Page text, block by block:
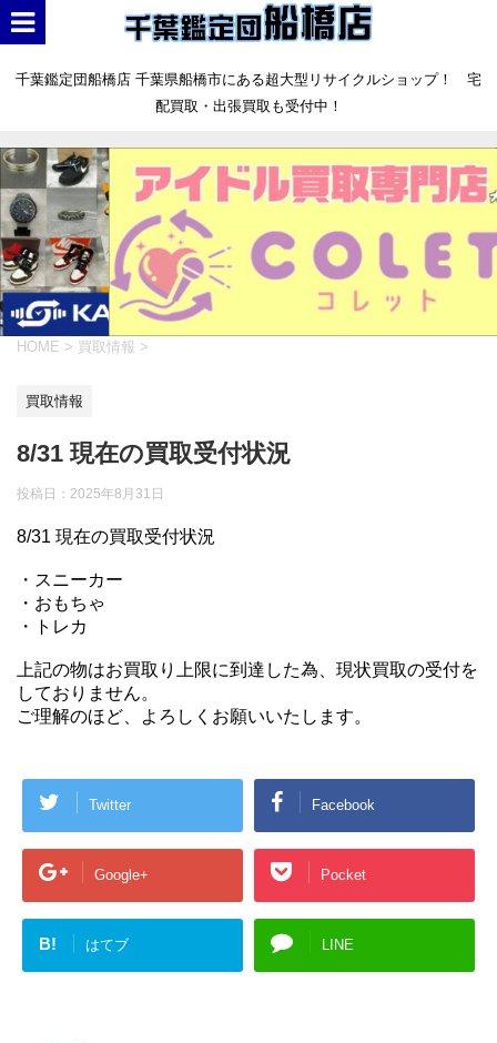
千葉鑑定団船橋店 千葉県船橋市にある超大型リサイクルショップ！ 宅
配買取・出張買取も受付中！
HOME > 買取情報 >
買取情報
8/31 現在の買取受付状況
投稿日： 2025年8月31日
8/31 現在の買取受付状況
・スニーカー
・おもちゃ
・トレカ
上記の物はお買取り上限に到達した為、現状買取の受付を
しておりません。
ご理解のほど、よろしくお願いいたします。
Twitter Facebook
Google+ Pocket
B! はてブ LINE